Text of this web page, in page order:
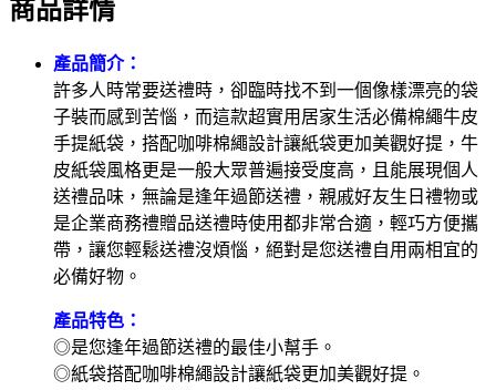
商品詳情
產品簡介：
許多人時常要送禮時，卻臨時找不到一個像樣漂亮的袋
子裝而感到苦惱，而這款超實用居家生活必備棉繩牛皮
手提紙袋，搭配咖啡棉繩設計讓紙袋更加美觀好提，牛
皮紙袋風格更是一般大眾普遍接受度高，且能展現個人
送禮品味，無論是逢年過節送禮，親戚好友生日禮物或
是企業商務禮贈品送禮時使用都非常合適，輕巧方便攜
帶，讓您輕鬆送禮沒煩惱，絕對是您送禮自用兩相宜的
必備好物。
產品特色：
◎是您逢年過節送禮的最佳小幫手。
◎紙袋搭配咖啡棉繩設計讓紙袋更加美觀好提。